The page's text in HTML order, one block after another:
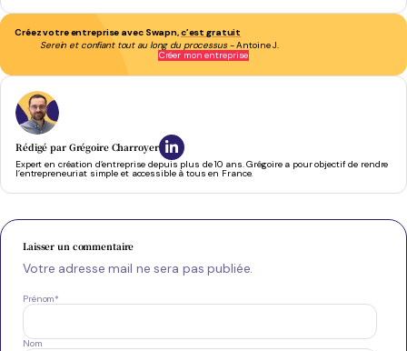
Créez votre entreprise avec Swapn,c’est gratuit
Serein et confiant tout au long du processus- Antoine J.
C'est un vrai gain de temps et de sérénité- Minh Thanh N.
Créer mon entreprise
Rédigé par Grégoire Charroyer
Expert en création d’entreprise depuis plus de 10 ans. Grégoire a pour objectif de rendre
l’entrepreneuriat simple et accessible à tous en France.
Laisser un commentaire
Votre adresse mail ne sera pas publiée.
Prénom*
Nom